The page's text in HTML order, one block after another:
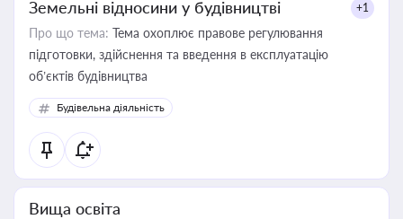
Земельні відносини у будівництві +1
Про що тема: Тема охоплює правове регулювання
підготовки, здійснення та введення в експлуатацію
об’єктів будівництва
Будівельна діяльність
Вища освіта